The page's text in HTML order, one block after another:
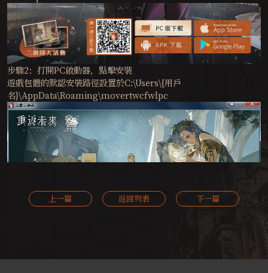
步驟2：打開PC啟動器，點擊安裝
遊戲包體的默認安裝路徑設置於C:\Users\{用戶
名}\AppData\Roaming\movertwcfwlpc
步驟3：資源下載完成後，將自動進行資源解壓，時長約為1分鐘，煩
請耐心等待。解壓期間請勿關閉PC啟動器，解壓完成後即可正常啟
上一篇 返回列表 下一篇